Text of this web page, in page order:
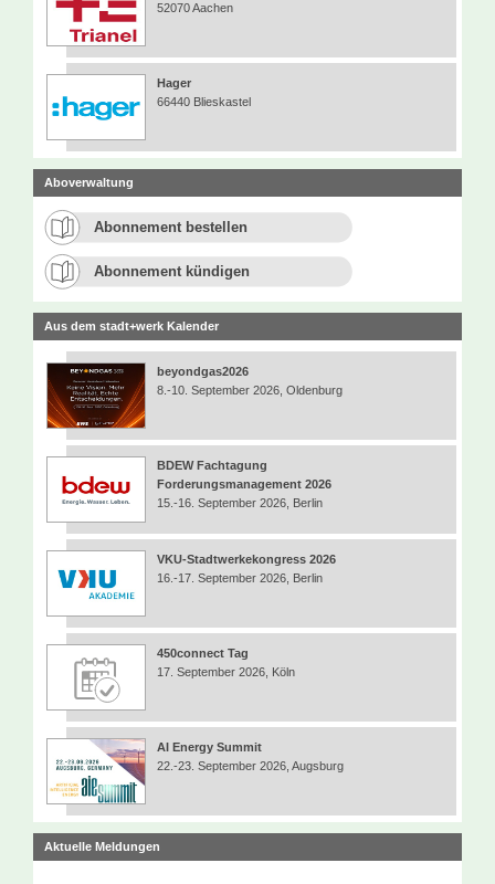
52070 Aachen
Hager
66440 Blieskastel
Aboverwaltung
Abonnement bestellen
Abonnement kündigen
Aus dem stadt+werk Kalender
beyondgas2026
8.-10. September 2026, Oldenburg
BDEW Fachtagung
Forderungsmanagement 2026
15.-16. September 2026, Berlin
VKU-Stadtwerkekongress 2026
16.-17. September 2026, Berlin
450connect Tag
17. September 2026, Köln
AI Energy Summit
22.-23. September 2026, Augsburg
Aktuelle Meldungen